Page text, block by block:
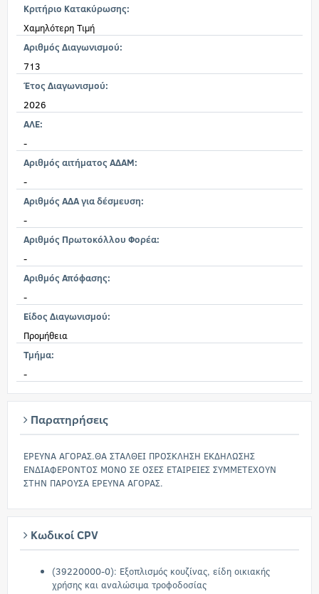
Κριτήριο Κατακύρωσης:
Χαμηλότερη Τιμή
Αριθμός Διαγωνισμού:
713
Έτος Διαγωνισμού:
2026
ΑΛΕ:
-
Αριθμός αιτήματος ΑΔΑΜ:
-
Αριθμός ΑΔΑ για δέσμευση:
-
Αριθμός Πρωτοκόλλου Φορέα:
-
Αριθμός Απόφασης:
-
Είδος Διαγωνισμού:
Προμήθεια
Τμήμα:
-
Παρατηρήσεις
ΕΡΕΥΝΑ ΑΓΟΡΑΣ.ΘΑ ΣΤΑΛΘΕΙ ΠΡΟΣΚΛΗΣΗ ΕΚΔΗΛΩΣΗΣ
ΕΝΔΙΑΦΕΡΟΝΤΟΣ ΜΟΝΟ ΣΕ ΟΣΕΣ ΕΤΑΙΡΕΙΕΣ ΣΥΜΜΕΤΕΧΟΥΝ
ΣΤΗΝ ΠΑΡΟΥΣΑ ΕΡΕΥΝΑ ΑΓΟΡΑΣ.
Κωδικοί CPV
(39220000-0): Εξοπλισμός κουζίνας, είδη οικιακής
χρήσης και αναλώσιμα τροφοδοσίας